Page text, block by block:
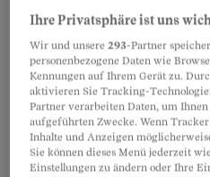
diversen Basler
von Kokain in Form von
nimmt auch unter den
Drogensüchtigen zu.
«Während die Zahl der
Ihre Privatsphäre ist uns
Wir und unsere293-Partner
personenbezogene Daten wie
Kennungen auf Ihrem Gerät zu.
aktivieren Sie Tracking-
Partner verarbeiten Daten, um
aufgeführten Zwecke. Wenn
Inhalte und Anzeigen
Sie können dieses Menü jederzeit
Einstellungen zu ändern oder Ihre